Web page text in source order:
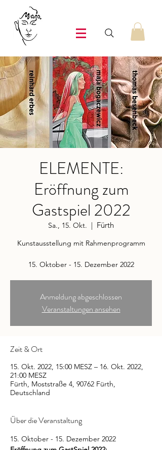
ELEMENTE:
Eröffnung zum
Gastspiel 2022
Sa., 15. Okt.
  |
Fürth
Kunstausstellung mit Rahmenprogramm
15. Oktober - 15. Dezember 2022
Anmeldung abgeschlossen
Veranstaltungen ansehen
Zeit & Ort
15. Okt. 2022, 15:00 MESZ – 16. Okt. 2022,
21:00 MESZ
Fürth, Moststraße 4, 90762 Fürth,
Deutschland
Über die Veranstaltung
15. Oktober - 15. Dezember 2022